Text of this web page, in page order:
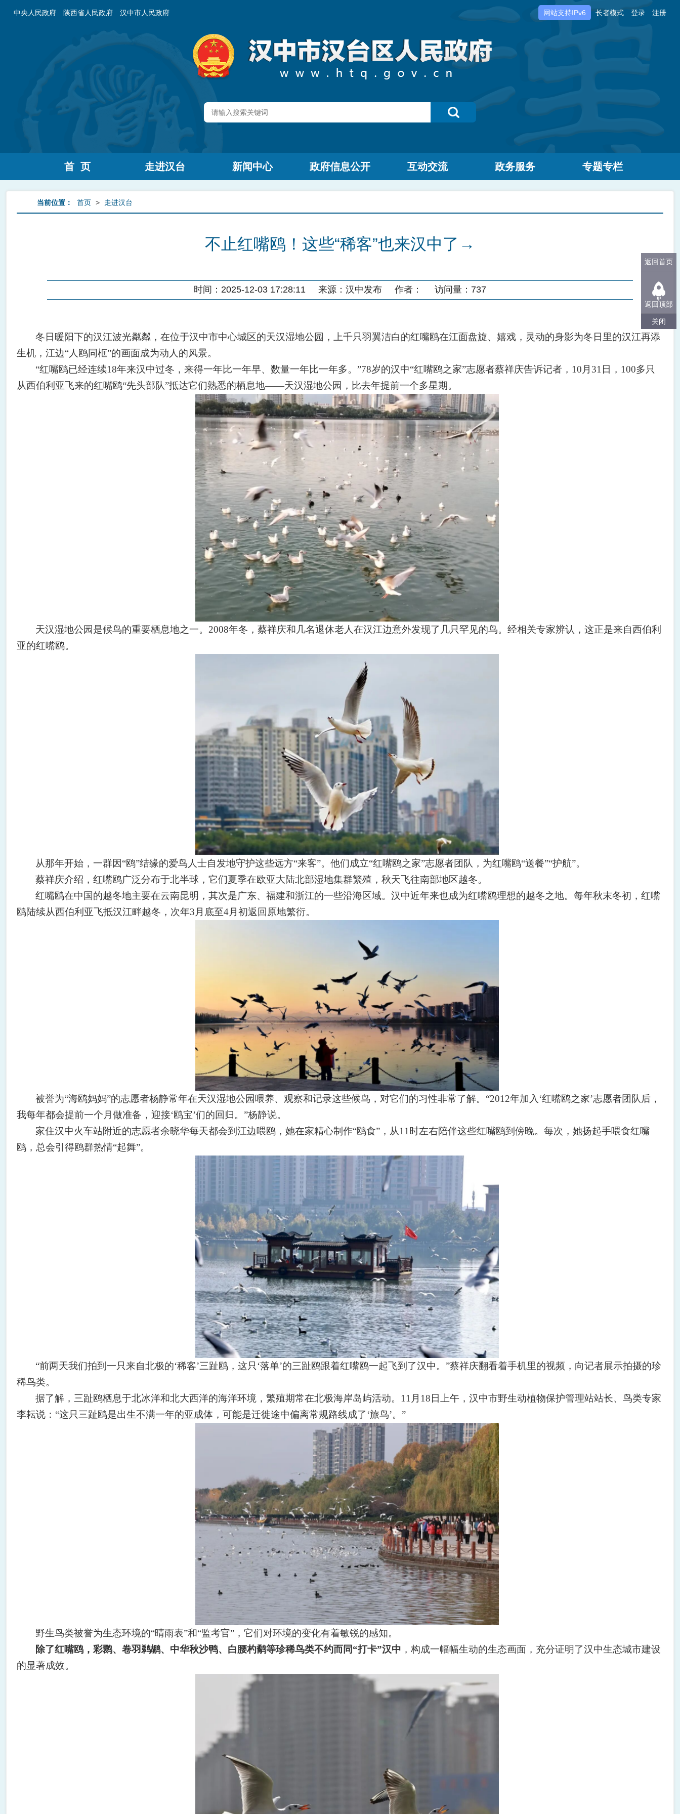
中央人民政府 陕西省人民政府 汉中市人民政府 网站支持IPv6 长者模式 登录 注册
首 页 走进汉台 新闻中心 政府信息公开 互动交流 政务服务 专题专栏
当前位置： 首页 > 走进汉台
不止红嘴鸥！这些“稀客”也来汉中了→
时间：2025-12-03 17:28:11 来源： 汉中发布 作者： 访问量： 737
冬日暖阳下的汉江波光粼粼 ，在位于汉中市中心城区的天汉湿地公园，上千只羽翼洁白的红嘴鸥在江面盘旋、嬉戏，灵动的身影为冬日里的汉江再添
生机，江边“人鸥同框”的画面成为动人的风景。
“红嘴鸥已经连续18年来汉中过冬，来得一年比一年早、数量一年比一年多。”78岁的汉中“红嘴鸥之家”志愿者蔡祥庆告诉记者， 10 月 31 日， 100多只
从西伯利亚飞来的红嘴鸥“先头部队”抵达它们熟悉的栖息地——天汉湿地公园，比去年提前一个多星期。
天汉湿地公园是候鸟的重要栖息地之一。 2008年冬，蔡祥庆和几名退休老人在汉江边意外发现了几只罕见的鸟。经相关专家辨认，这正是来自西伯利
亚的红嘴鸥。
从那年开始，一群因“鸥”结缘的爱鸟人士自发地守护这些远方“来客”。他们成立“红嘴鸥之家”志愿者团队，为红嘴鸥“送餐”“护航”。
蔡祥庆介绍，红嘴鸥广泛分布于北半球，它们夏季在欧亚大陆北部湿地集群繁殖，秋天飞往南部地区越冬。
红嘴鸥在中国的越冬地主要在云南昆明，其次是广东、福建和浙江的一些沿海区域。汉中近年来也成为红嘴鸥理想的越冬之地。每年秋末冬初，红嘴
鸥陆续从西伯利亚飞抵汉江畔越冬，次年3 月底至4月初返回原地繁衍。
被誉为“海鸥妈妈”的志愿者杨静常年在天汉湿地公园喂养、观察和记录这些候鸟，对它们的习性非常了解。 “2012年加入 ‘红嘴鸥之家’志愿者团队后，
我每年都会提前一个月做准备，迎接‘鸥宝’们的回归。 ”杨静说。
家住汉中火车站附近的志愿者余晓华每天都会到江边喂鸥，她在家精心制作“鸥食” ，从11 时左右陪伴这些红嘴鸥到傍晚。每次，她扬起手喂食红嘴
鸥，总会引得鸥群热情“起舞”。
“前两天我们拍到一只来自北极的‘稀客’三趾鸥，这只‘落单’的三趾鸥跟着红嘴鸥一起飞到了汉中。”蔡祥庆翻看着手机里的视频，向记者展示拍摄的珍
稀鸟类。
据了解，三趾鸥栖息于北冰洋和北大西洋的海洋环境，繁殖期常在北极海岸岛屿活动。 11 月 18 日上午，汉中市野生动植物保护管理站站长、鸟类专家
李耘说： “这只三趾鸥是出生不满一年的亚成体，可能是迁徙途中偏离常规路线成了‘旅鸟’。 ”
野生鸟类被誉为生态环境的“晴雨表”和“监考官” ，它们对环境的变化有着敏锐的感知。
除了红嘴鸥，彩鹮、卷羽鹈鹕、中华秋沙鸭、白腰杓鹬等珍稀鸟类不约而同“打卡”汉中 ，构成一幅幅生动的生态画面，充分证明了汉中生态城市建设
的显著成效。
返回首页
返回顶部
关闭